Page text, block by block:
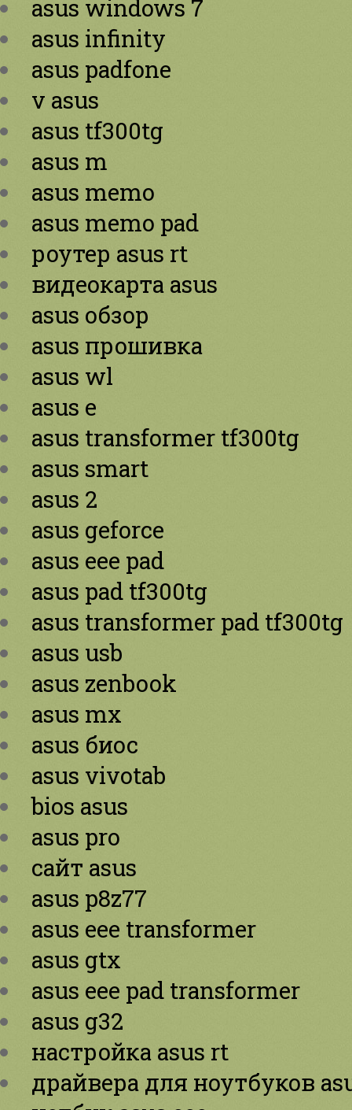
asus windows 7
asus infinity
asus padfone
v asus
asus tf300tg
asus m
asus memo
asus memo pad
роутер asus rt
видеокарта asus
asus обзор
asus прошивка
asus wl
asus e
asus transformer tf300tg
asus smart
asus 2
asus geforce
asus eee pad
asus pad tf300tg
asus transformer pad tf300tg
asus usb
asus zenbook
asus mx
asus биос
asus vivotab
bios asus
asus pro
сайт asus
asus p8z77
asus eee transformer
asus gtx
asus eee pad transformer
asus g32
настройка asus rt
драйвера для ноутбуков